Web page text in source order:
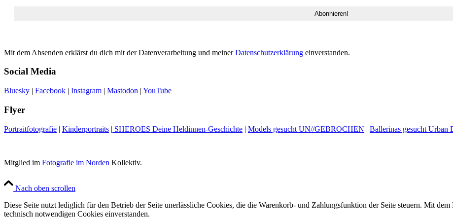
Mit dem Absenden erklärst du dich mit der Datenverarbeitung und meinerDatenschutzerklärung einverstanden.
Social Media
Bluesky | Facebook | Instagram | Mastodon | YouTube
Flyer
Portraitfotografie | Kinderportraits | SHEROES Deine Heldinnen-Geschichte | Models gesucht UN//GEBROCHEN | Ballerinas gesucht Urban
Mitglied im Fotografie im Norden Kollektiv.
Nach oben scrollen
Diese Seite nutzt lediglich für den Betrieb der Seite unerlässliche Cookies, die die Warenkorb- und Zahlungsfunktion der Seite steuern. Mit
technisch notwendigen Cookies einverstanden.